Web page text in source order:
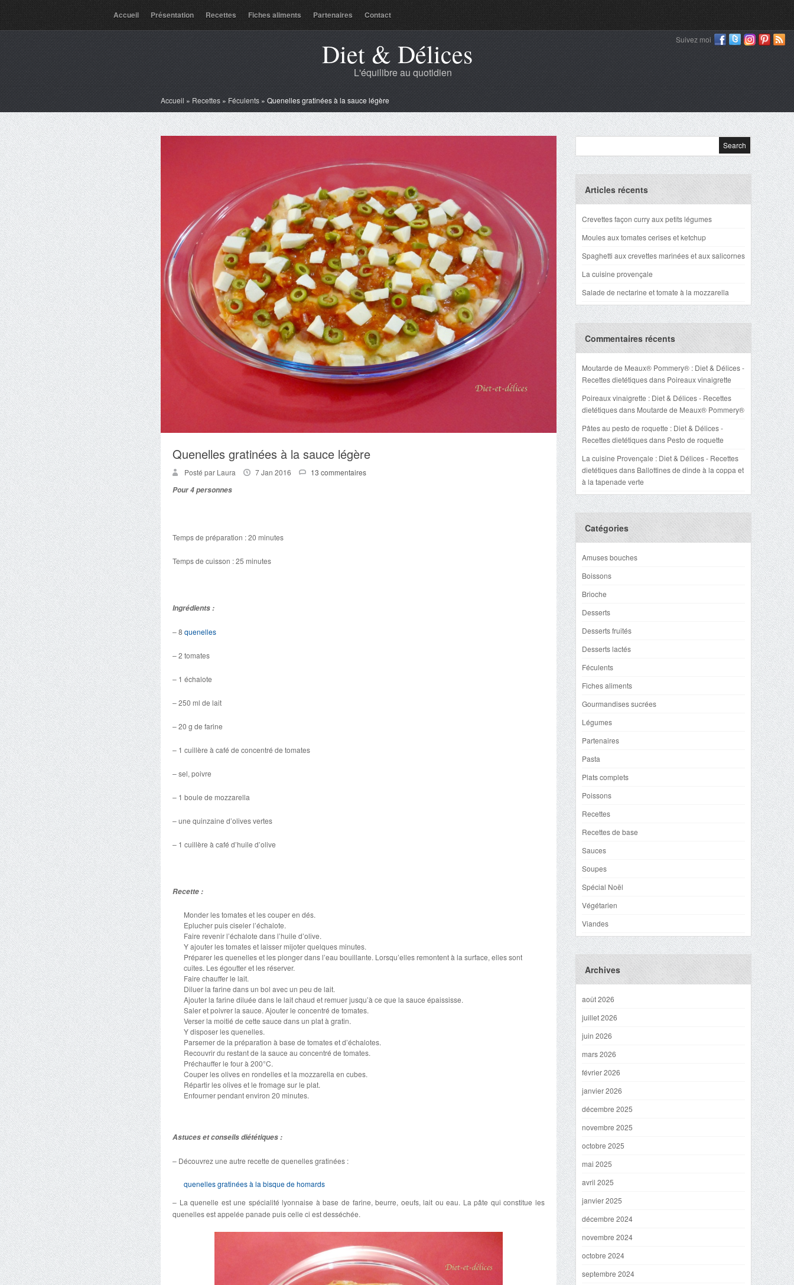
Accueil Présentation Recettes Fiches aliments Partenaires Contact
Suivez moi
Diet & Délices
L'équilibre au quotidien
Accueil » Recettes » Féculents » Quenelles gratinées à la sauce légère
Quenelles gratinées à la sauce légère
Posté par Laura 7 Jan 2016
13 commentaires
Pour 4 personnes
Temps de préparation : 20 minutes
Temps de cuisson : 25 minutes
Ingrédients :
– 8 quenelles
– 2 tomates
– 1 échalote
– 250 ml de lait
– 20 g de farine
– 1 cuillère à café de concentré de tomates
– sel, poivre
– 1 boule de mozzarella
– une quinzaine d’olives vertes
– 1 cuillère à café d’huile d’olive
Recette :
Monder les tomates et les couper en dés.
Eplucher puis ciseler l’échalote.
Faire revenir l’échalote dans l’huile d’olive.
Y ajouter les tomates et laisser mijoter quelques minutes.
Préparer les quenelles et les plonger dans l’eau bouillante. Lorsqu’elles remontent à la surface, elles sont
cuites. Les égoutter et les réserver.
Faire chauffer le lait.
Diluer la farine dans un bol avec un peu de lait.
Ajouter la farine diluée dans le lait chaud et remuer jusqu’à ce que la sauce épaississe.
Saler et poivrer la sauce. Ajouter le concentré de tomates.
Verser la moitié de cette sauce dans un plat à gratin.
Y disposer les quenelles.
Parsemer de la préparation à base de tomates et d’échalotes.
Recouvrir du restant de la sauce au concentré de tomates.
Préchauffer le four à 200°C.
Couper les olives en rondelles et la mozzarella en cubes.
Répartir les olives et le fromage sur le plat.
Enfourner pendant environ 20 minutes.
Astuces et conseils diététiques :
– Découvrez une autre recette de quenelles gratinées :
quenelles gratinées à la bisque de homards
– La quenelle est une spécialité lyonnaise à base de farine, beurre, oeufs, lait ou eau. La pâte qui constitue les
quenelles est appelée panade puis celle ci est desséchée.
Articles récents
Crevettes façon curry aux petits légumes
Moules aux tomates cerises et ketchup
Spaghetti aux crevettes marinées et aux salicornes
La cuisine provençale
Salade de nectarine et tomate à la mozzarella
Commentaires récents
Moutarde de Meaux® Pommery® : Diet & Délices -
Recettes dietétiquesdans Poireaux vinaigrette
Poireaux vinaigrette : Diet & Délices - Recettes
dietétiquesdans Moutarde de Meaux® Pommery®
Pâtes au pesto de roquette : Diet & Délices -
Recettes dietétiquesdans Pesto de roquette
La cuisine Provençale : Diet & Délices - Recettes
dietétiquesdans Ballottines de dinde à la coppa et
à la tapenade verte
Catégories
Amuses bouches
Boissons
Brioche
Desserts
Desserts fruités
Desserts lactés
Féculents
Fiches aliments
Gourmandises sucrées
Légumes
Partenaires
Pasta
Plats complets
Poissons
Recettes
Recettes de base
Sauces
Soupes
Spécial Noël
Végétarien
Viandes
Archives
août 2026
juillet 2026
juin 2026
mars 2026
février 2026
janvier 2026
décembre 2025
novembre 2025
octobre 2025
mai 2025
avril 2025
janvier 2025
décembre 2024
novembre 2024
octobre 2024
septembre 2024